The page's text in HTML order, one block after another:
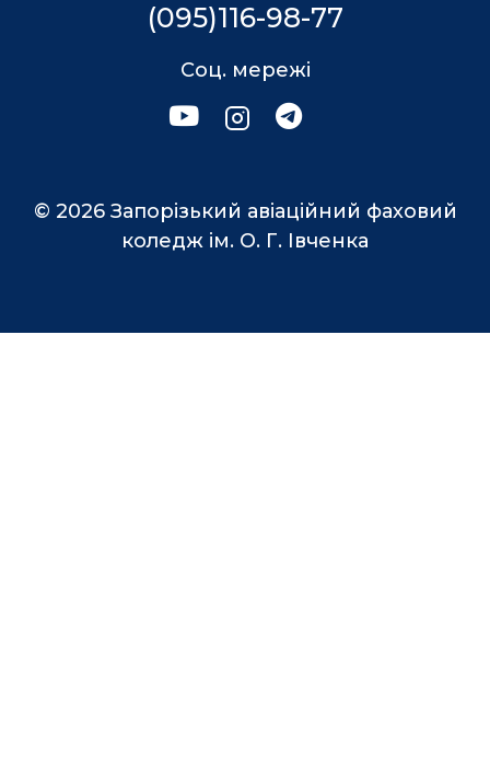
(095)116-98-77
Соц. мережі
© 2026 Запорізький авіаційний фаховий
коледж ім. О. Г. Івченка